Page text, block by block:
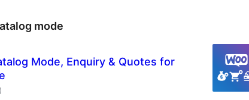
mode
Mode, Enquiry & Quotes for
общий
рейтинг
)